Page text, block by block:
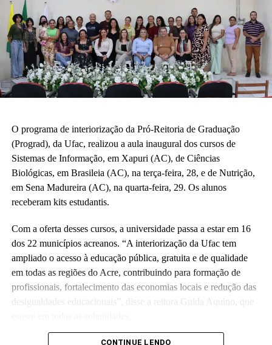
O programa de interiorização da Pró-Reitoria de Graduação
(Prograd), da Ufac, realizou a aula inaugural dos cursos de
Sistemas de Informação, em Xapuri (AC), de Ciências
Biológicas, em Brasileia (AC), na terça-feira, 28, e de Nutrição,
em Sena Madureira (AC), na quarta-feira, 29. Os alunos
receberam kits estudantis.
Com a oferta desses cursos, a universidade passa a estar em 16
dos 22 municípios acreanos. “A interiorização da Ufac tem
ampliado o acesso à educação pública, gratuita e de qualidade
em todas as regiões do Acre, contribuindo para formação de
profissionais, fortalecimento das economias locais e redução das
desigualdades educacionais”, disse a reitora Guida Aquino, que
Em Xapuri e Brasileia, também participaram dos eventos a pró-
CONTINUE LENDO